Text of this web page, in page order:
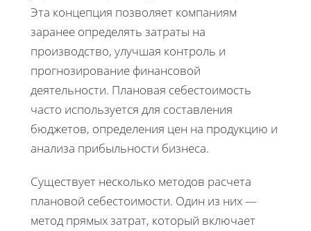
Эта концепция позволяет компаниям
заранее определять затраты на
производство, улучшая контроль и
прогнозирование финансовой
деятельности. Плановая себестоимость
часто используется для составления
бюджетов, определения цен на продукцию и
анализа прибыльности бизнеса.
Существует несколько методов расчета
плановой себестоимости. Один из них —
метод прямых затрат, который включает